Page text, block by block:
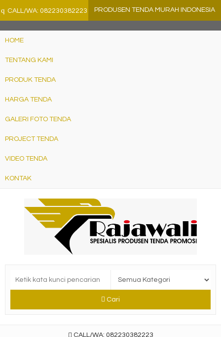
q CALL/WA: 082230382223 PRODUSEN TENDA MURAH INDONESIA
HOME
TENTANG KAMI
PRODUK TENDA
HARGA TENDA
GALERI FOTO TENDA
PROJECT TENDA
VIDEO TENDA
KONTAK
Cari
CALL/WA: 082230382223